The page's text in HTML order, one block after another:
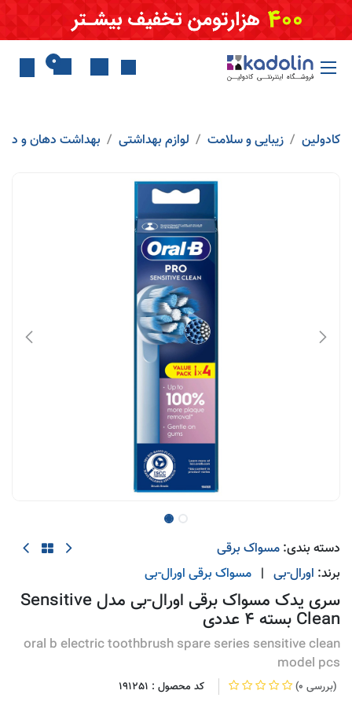
Skip to Content
0
کادولین زیبایی و سلامت لوازم بهداشتی بهداشت دهان و
دسته بندی: مسواک برقی
برند: اورال-بی | مسواک برقی اورال-بی
سری یدک مسواک برقی اورال-بی مدل Sensitive
Clean بسته 4 عددی
oral b electric toothbrush spare series sensitive clean
model pcs
(0 بررسی) کد محصول : 191251